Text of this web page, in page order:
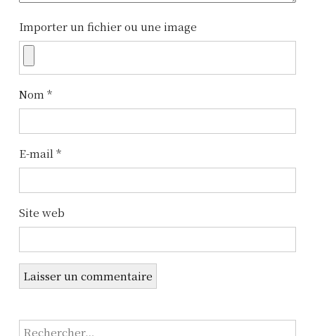
n
d
e
l
a
r
t
i
c
l
Importer un fichier ou une image
Nom *
E-mail*
Site web
R